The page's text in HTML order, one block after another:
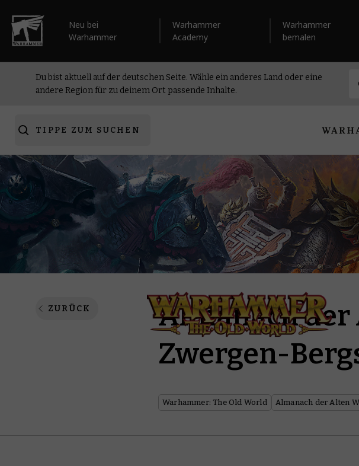
Neu bei
Warhammer
Warhammer
Academy
Warhammer
bemalen
Du bist aktuell auf der deutschen Seite. Wähle ein anderes Land oder eine
andere Region für zu deinem Ort passende Inhalte.
TIPPE ZUM SUCHEN
ZURÜCK
Almanach der
Zwergen-
Warhammer: The Old World Almanach der Alten